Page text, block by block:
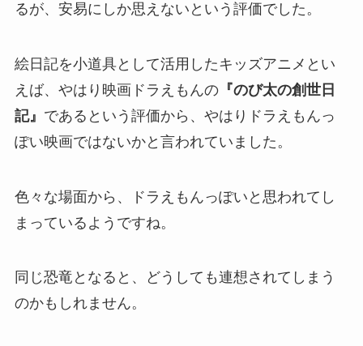
るが、安易にしか思えないという評価でした。
絵日記を小道具として活用したキッズアニメとい
えば、やはり映画ドラえもんの『のび太の創世日
記』 であるという評価から、やはりドラえもんっ
ぽい映画ではないかと言われていました。
色々な場面から、ドラえもんっぽいと思われてし
まっているようですね。
同じ恐竜となると、どうしても連想されてしまう
のかもしれません。